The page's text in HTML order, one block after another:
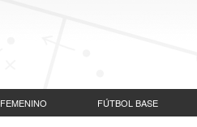
FEMENINO FÚTBOL BASE